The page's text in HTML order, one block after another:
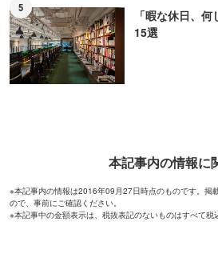
5
「暇な休日、
15選
本記事内の情報に
※本記事内の情報は2016年09月27日時点のものです。掲
ので、事前にご確認ください。
※本記事中の金額表示は、税抜表記のないものはすべて税